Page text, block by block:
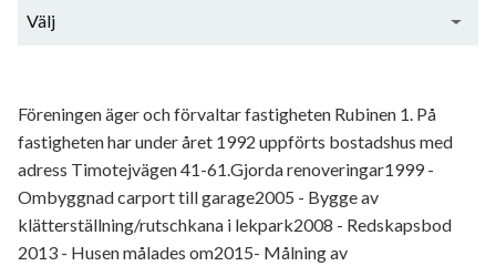
Välj
Föreningen äger och förvaltar fastigheten Rubinen 1. På
fastigheten har under året 1992 uppförts bostadshus med
adress Timotejvägen 41-61.Gjorda renoveringar1999 -
Ombyggnad carport till garage2005 - Bygge av
klätterställning/rutschkana i lekpark2008 - Redskapsbod
2013 - Husen målades om2015- Målning av